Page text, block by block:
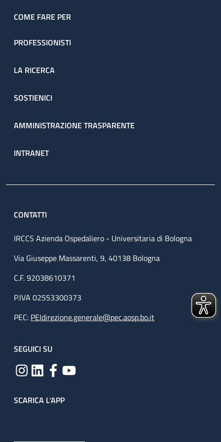
attraverso il percorso ambulatoriale complesso (PAC).
COME FARE PER
PROFESSIONISTI
LA RICERCA
SOSTIENICI
AMMINISTRAZIONE TRASPARENTE
INTRANET
CONTATTI
IRCCS Azienda Ospedaliero - Universitaria di Bologna
Via Giuseppe Massarenti, 9, 40138 Bologna
C.F. 92038610371
P.IVA 02553300373
PEC: PEIdirezione.generale@pec.aosp.bo.it
SEGUICI SU
SCARICA L'APP